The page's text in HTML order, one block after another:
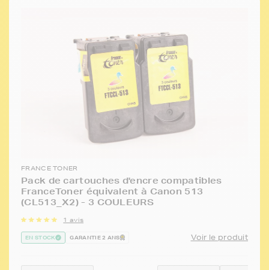
FRANCE TONER
Pack de cartouches d'encre compatibles
FranceToner équivalent à Canon 513
(CL513_X2) - 3 COULEURS
1 avis
EN STOCK GARANTIE 2 ANS Voir le produit